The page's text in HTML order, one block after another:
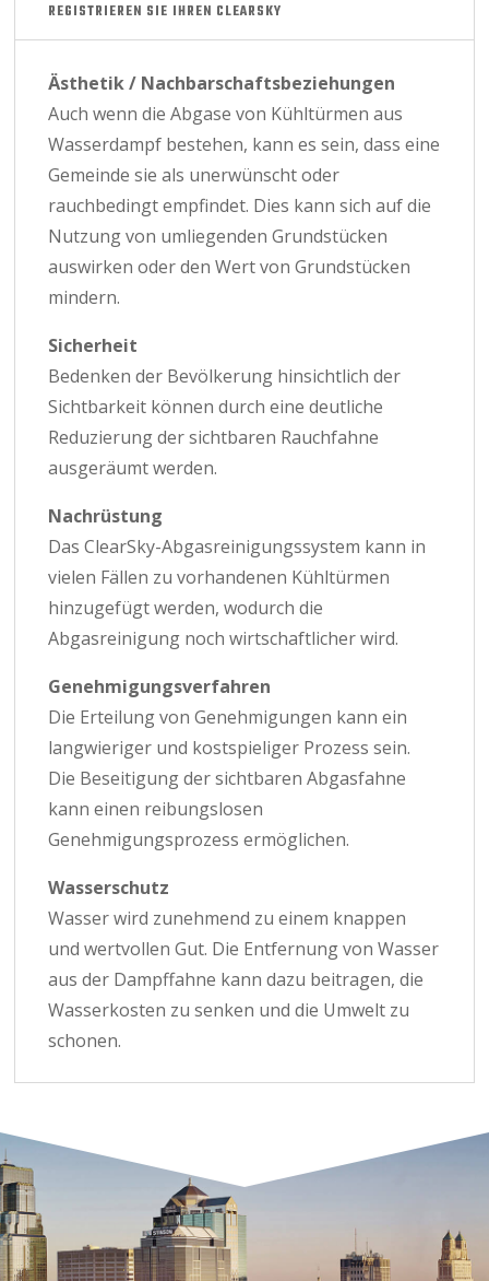
REGISTRIEREN SIE IHREN CLEARSKY
Ästhetik / Nachbarschaftsbeziehungen
Auch wenn die Abgase von Kühltürmen aus
Wasserdampf bestehen, kann es sein, dass eine
Gemeinde sie als unerwünscht oder
rauchbedingt empfindet. Dies kann sich auf die
Nutzung von umliegenden Grundstücken
auswirken oder den Wert von Grundstücken
mindern.
Sicherheit
Bedenken der Bevölkerung hinsichtlich der
Sichtbarkeit können durch eine deutliche
Reduzierung der sichtbaren Rauchfahne
ausgeräumt werden.
Nachrüstung
Das ClearSky-Abgasreinigungssystem kann in
vielen Fällen zu vorhandenen Kühltürmen
hinzugefügt werden, wodurch die
Abgasreinigung noch wirtschaftlicher wird.
Genehmigungsverfahren
Die Erteilung von Genehmigungen kann ein
langwieriger und kostspieliger Prozess sein.
Die Beseitigung der sichtbaren Abgasfahne
kann einen reibungslosen
Genehmigungsprozess ermöglichen.
Wasserschutz
Wasser wird zunehmend zu einem knappen
und wertvollen Gut. Die Entfernung von Wasser
aus der Dampffahne kann dazu beitragen, die
Wasserkosten zu senken und die Umwelt zu
schonen.